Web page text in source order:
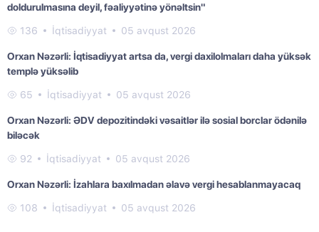
doldurulmasına deyil, fəaliyyətinə yönəltsin"
136 İqtisadiyyat 05 avqust 2026
Orxan Nəzərli: İqtisadiyyat artsa da, vergi daxilolmaları daha yüksək
templə yüksəlib
65 İqtisadiyyat 05 avqust 2026
Orxan Nəzərli: ƏDV depozitindəki vəsaitlər ilə sosial borclar ödənilə
biləcək
92 İqtisadiyyat 05 avqust 2026
Orxan Nəzərli: İzahlara baxılmadan əlavə vergi hesablanmayacaq
108 İqtisadiyyat 05 avqust 2026